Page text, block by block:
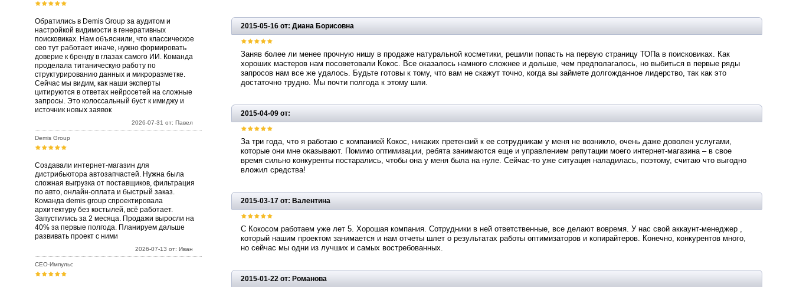
Обратились в Demis Group за аудитом и
настройкой видимости в генеративных
поисковиках. Нам объяснили, что классическое
сео тут работает иначе, нужно формировать
доверие к бренду в глазах самого ИИ. Команда
проделала титаническую работу по
структурированию данных и микроразметке.
Сейчас мы видим, как наши эксперты
цитируются в ответах нейросетей на сложные
запросы. Это колоссальный буст к имиджу и
источник новых заявок
2026-07-31 от: Павел
Demis Group
Создавали интернет-магазин для
дистрибьютора автозапчастей. Нужна была
сложная выгрузка от поставщиков, фильтрация
по авто, онлайн-оплата и быстрый заказ.
Команда demis group спроектировала
архитектуру без костылей, всё работает.
Запустились за 2 месяца. Продажи выросли на
40% за первые полгода. Планируем дальше
развивать проект с ними
2026-07-13 от: Иван
СЕО-Импульс
2015-05-16 от: Диана Борисовна
Заняв более ли менее прочную нишу в продаже натуральной косметики, решили попасть на первую страницу ТОПа в поисковиках. Как
хороших мастеров нам посоветовали Кокос. Все оказалось намного сложнее и дольше, чем предполагалось, но выбиться в первые ряды
запросов нам все же удалось. Будьте готовы к тому, что вам не скажут точно, когда вы займете долгожданное лидерство, так как это
достаточно трудно. Мы почти полгода к этому шли.
2015-04-09 от:
За три года, что я работаю с компанией Кокос, никаких претензий к ее сотрудникам у меня не возникло, очень даже доволен услугами,
которые они мне оказывают. Помимо оптимизации, ребята занимаются еще и управлением репутации моего интернет-магазина – в свое
время сильно конкуренты постарались, чтобы она у меня была на нуле. Сейчас-то уже ситуация наладилась, поэтому, считаю что выгодно
вложил средства!
2015-03-17 от: Валентина
С Кокосом работаем уже лет 5. Хорошая компания. Сотрудники в ней ответственные, все делают вовремя. У нас свой аккаунт-менеджер ,
который нашим проектом занимается и нам отчеты шлет о результатах работы оптимизаторов и копирайтеров. Конечно, конкурентов много,
но сейчас мы одни из лучших и самых востребованных.
2015-01-22 от: Романова